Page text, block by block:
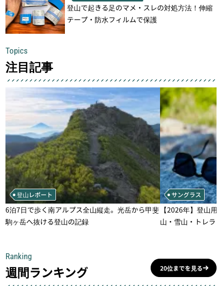
登山で起きる足のマメ・スレの対処方法！伸縮
テープ・防水フィルムで保護
Topics
注目記事
登山レポート
6泊7日で歩く南アルプス全山縦走。光岳から甲斐
駒ヶ岳へ抜ける登山の記録
サングラス
【2026年】登山
山・雪山・トレラ
Ranking
週間ランキング 20位までを見る